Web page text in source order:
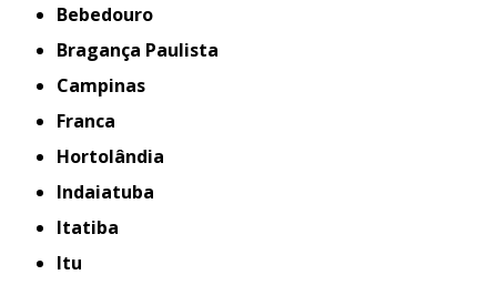
Bebedouro
Bragança Paulista
Campinas
Franca
Hortolândia
Indaiatuba
Itatiba
Itu